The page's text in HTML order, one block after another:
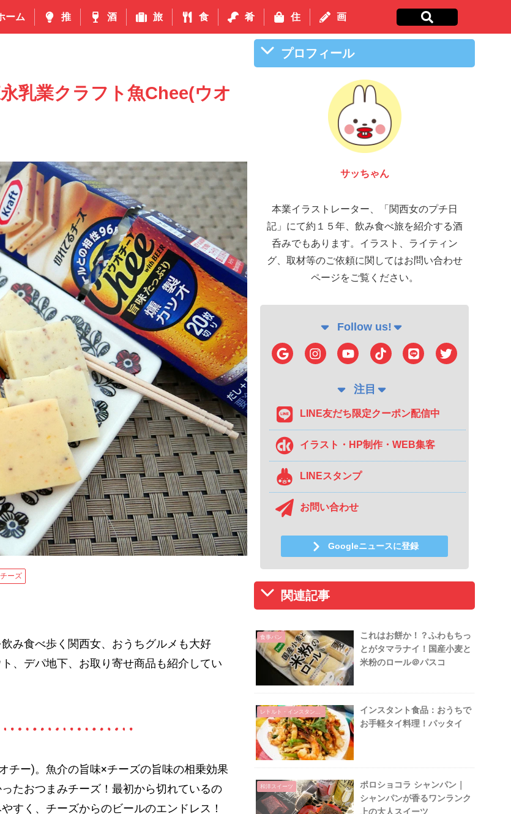
ーム 推 酒 旅 食 肴 住 画
乳業クラフト魚Chee(ウオ
チーズ
み食べ歩く関西女、おうちグルメも大好
、デパ地下、お取り寄せ商品も紹介してい
チー)。魚介の旨味×チーズの旨味の相乗効果
たおつまみチーズ！最初から切れているの
すく、チーズからのビールのエンドレス！
プロフィール
サッちゃん
本業イラストレーター、「関西女のプチ日
記」にて約１５年、飲み食べ旅を紹介する酒
呑みでもあります。イラスト、ライティン
グ、取材等のご依頼に関してはお問い合わせ
ページをご覧ください。
Follow us!
注目
LINE友だち限定クーポン配信中
イラスト・HP制作・WEB集客
LINEスタンプ
お問い合わせ
Googleニュースに登録
関連記事
食事パン
これはお餅か！？ふわもちっ
とがタマラナイ！国産小麦と
米粉のロール＠パスコ
インスタント食品：おうちで
お手軽タイ料理！パッタイ
和洋スイーツ
ポロショコラ シャンパン｜
シャンパンが香るワンランク
上の大人スイーツ